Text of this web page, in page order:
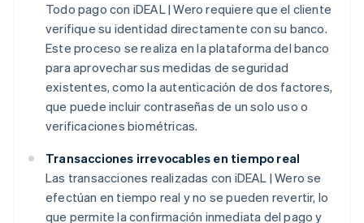
Todo pago con iDEAL | Wero requiere que el cliente
verifique su identidad directamente con su banco.
Este proceso se realiza en la plataforma del banco
para aprovechar sus medidas de seguridad
existentes, como la autenticación de dos factores,
que puede incluir contraseñas de un solo uso o
verificaciones biométricas.
Transacciones irrevocables en tiempo real
Las transacciones realizadas con iDEAL | Wero se
efectúan en tiempo real y no se pueden revertir, lo
que permite la confirmación inmediata del pago y